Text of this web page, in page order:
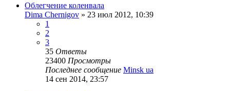
Облегчение коленвала
Dima Chernigov » 23 июл 2012, 10:39
1
2
3
35 Ответы
23400 Просмотры
Последнее сообщение Minsk ua
14 сен 2014, 23:57